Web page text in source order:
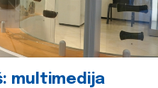
multimedija